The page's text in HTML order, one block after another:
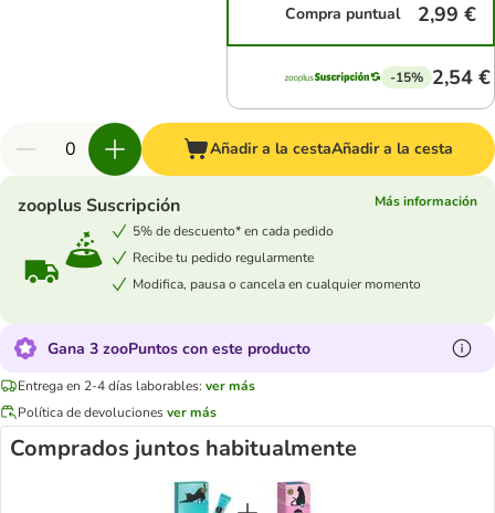
Compra puntual 2,99 €
-15% 2,54 €
Añadir a la cestaAñadir a la cesta
zooplus Suscripción
Más información
5% de descuento* en cada pedido
Recibe tu pedido regularmente
Modifica, pausa o cancela en cualquier momento
Gana 3 zooPuntos con este producto
Entrega en 2-4 días laborables: ver más
Política de devolucionesver más
Comprados juntos habitualmente